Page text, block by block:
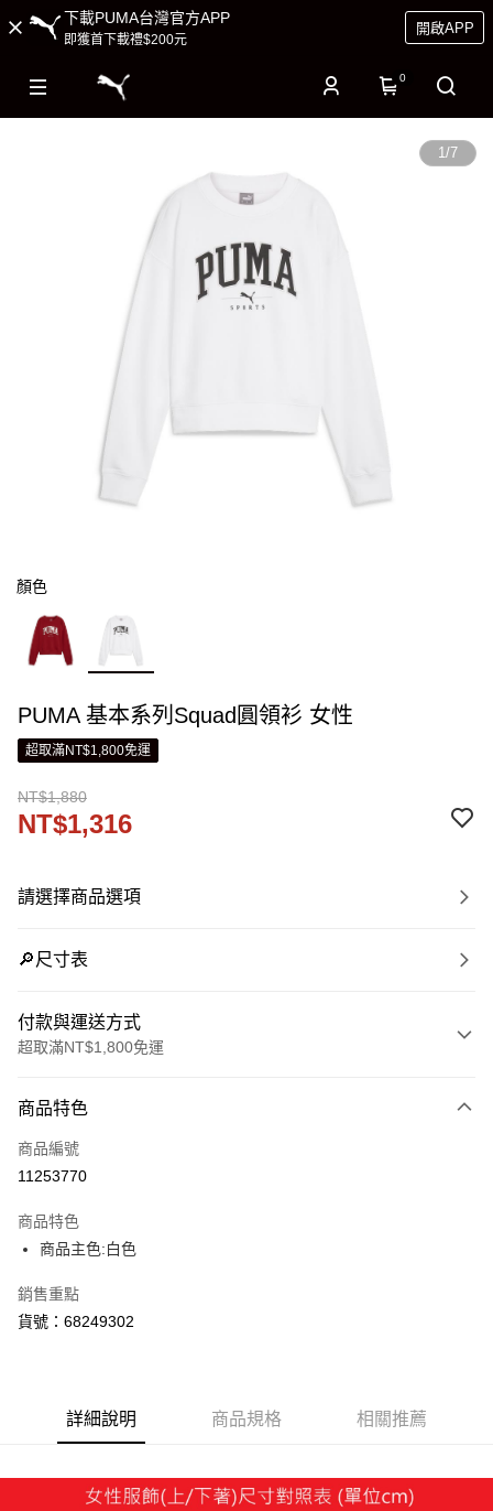
下載PUMA台灣官方APP
即獲首下載禮$200元
開啟APP
0
1/7
顏色
PUMA 基本系列Squad圓領衫 女性
超取滿NT$1,800免運
NT$1,880
NT$1,316
請選擇商品選項
🔎尺寸表
付款與運送方式
超取滿NT$1,800免運
信用卡一次付款
LINE Pay
街口支付
悠遊付
Google Pay
運送方式
每筆NT$100，滿NT$1,800(含以上)免運費
商品特色
商品編號
11253770
商品特色
商品主色:白色
銷售重點
貨號：68249302
詳細說明 商品規格 相關推薦